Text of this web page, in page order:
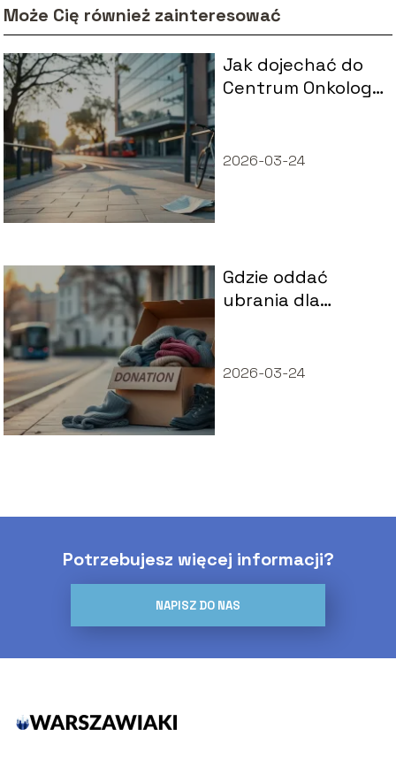
Może Cię również zainteresować
Jak dojechać do
Centrum Onkologii
2026-03-24
Gdzie oddać
ubrania dla
2026-03-24
Potrzebujesz więcej informacji?
NAPISZ DO NAS